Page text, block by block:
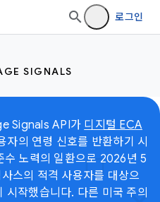
로그인
SIGNALS
Signals API가 디지털 ECA
자의 연령 신호를 반환하기 시
노력의 일환으로 2026년 5
스의 적격 사용자를 대상으
작했습니다. 다른 미국 주의